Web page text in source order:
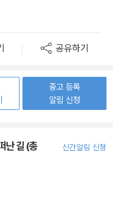
공유하기
중고 등록
알림 신청
난 길 (총
신간알림 신청